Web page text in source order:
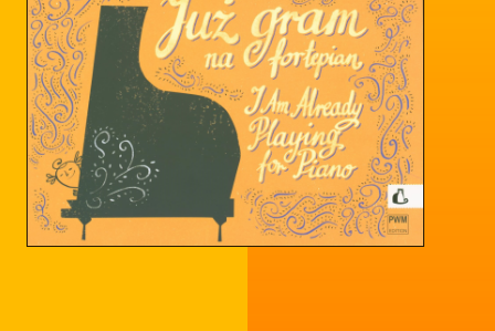
Français
Italiano
日本語
Kontakt
editions
2022